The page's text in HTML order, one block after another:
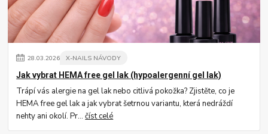
28.03.2026 X-NAILS NÁVODY
Jak vybrat HEMA free gel lak (hypoalergenní gel lak)
Trápí vás alergie na gel lak nebo citlivá pokožka? Zjistěte, co je
HEMA free gel lak a jak vybrat šetrnou variantu, která nedráždí
nehty ani okolí. Pr...číst celé